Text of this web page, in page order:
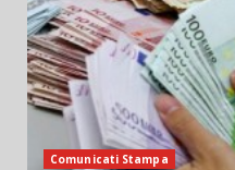
Comunicati Stampa